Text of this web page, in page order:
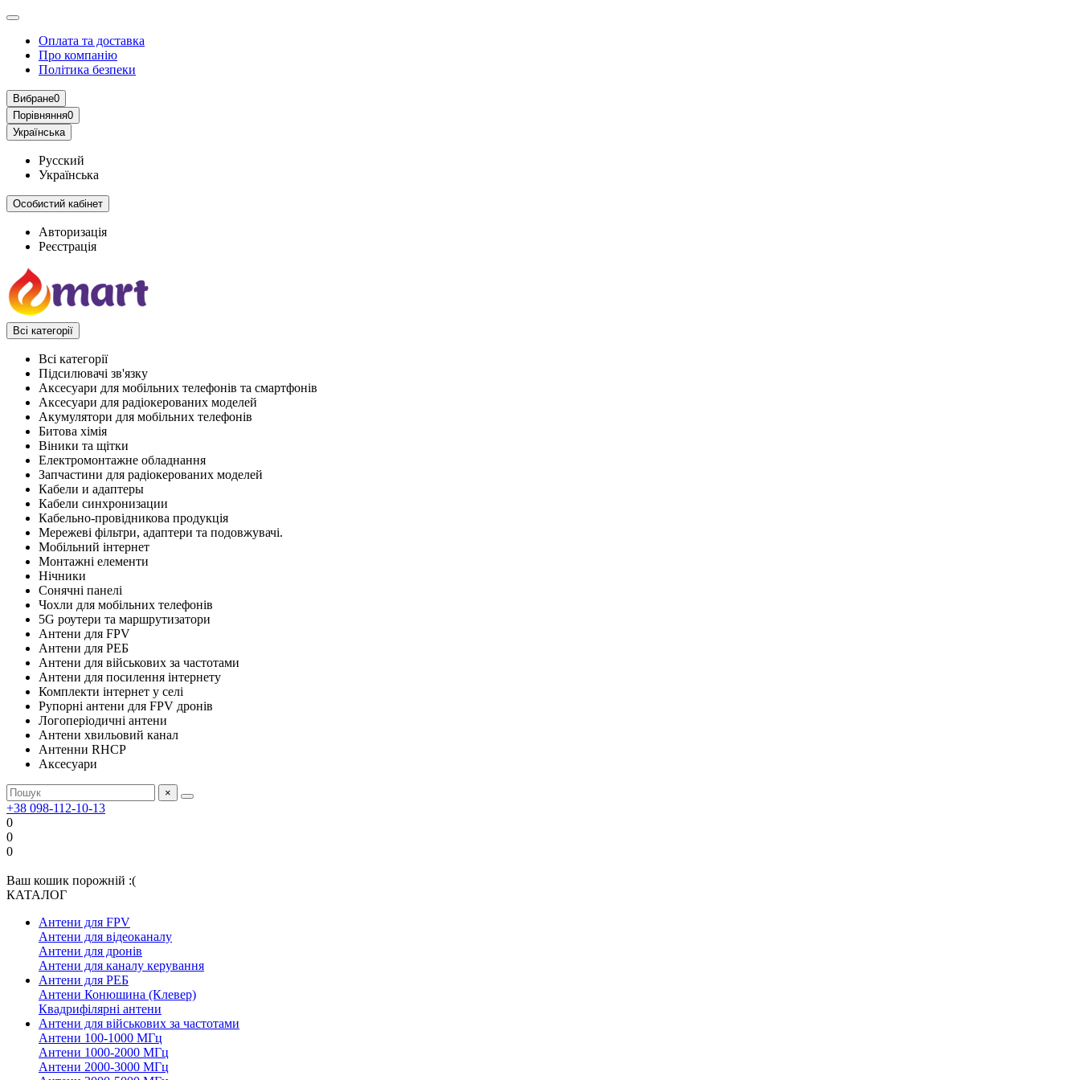
Оплата та доставка
Про компанію
Політика безпеки
Вибране0
Порівняння0
Українська
Русский
Українська
Особистий кабінет
Авторизація
Реєстрація
Всі категорії
Всі категорії
Підсилювачі зв'язку
Аксесуари для мобільних телефонів та смартфонів
Аксесуари для радіокерованих моделей
Акумулятори для мобільних телефонів
Битова хімія
Віники та щітки
Електромонтажне обладнання
Запчастини для радіокерованих моделей
Кабели и адаптеры
Кабели синхронизации
Кабельно-провідникова продукція
Мережеві фільтри, адаптери та подовжувачі.
Мобільний інтернет
Монтажні елементи
Нічники
Сонячні панелі
Чохли для мобільних телефонів
5G роутери та маршрутизатори
Антени для FPV
Антени для РЕБ
Антени для військових за частотами
Антени для посилення інтернету
Комплекти інтернет у селі
Рупорні антени для FPV дронів
Логоперіодичні антени
Антени хвильовий канал
Антенни RHCP
Аксесуари
×
+38 098-112-10-13
0
0
0
Ваш кошик порожній :(
КАТАЛОГ
Антени для FPV
Антени для відеоканалу
Антени для дронів
Антени для каналу керування
Антени для РЕБ
Антени Конюшина (Клевер)
Квадрифілярні антени
Антени для військових за частотами
Антени 100-1000 МГц
Антени 1000-2000 МГц
Антени 2000-3000 МГц